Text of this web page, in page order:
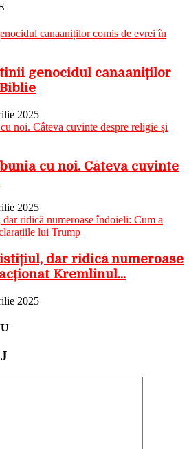
genocidul canaaniților
2025
cu noi. Câteva cuvinte
2025
dar ridică numeroase
Kremlinul...
2025